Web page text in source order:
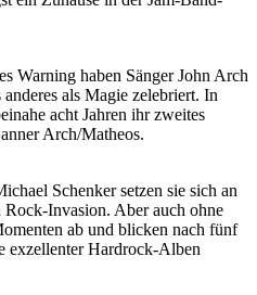
Warning haben Sänger John Arch
als Magie zelebriert. In
acht Jahren ihr zweites
Arch/Matheos.
Schenker setzen sie sich an
Invasion. Aber auch ohne
ab und blicken nach fünf
exzellenter Hardrock-Alben